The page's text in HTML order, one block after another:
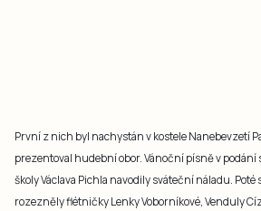
První z nich byl nachystán v kostele Nanebevzetí
prezentoval hudební obor. Vánoční písně v
školy Václava Pichla navodily sváteční náladu.
rozezněly flétničky Lenky Voborníkové, Venduly